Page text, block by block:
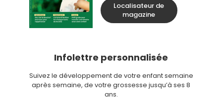
Localisateur de
magazine
Infolettre personnalisée
Suivez le développement de votre enfant semaine
après semaine, de votre grossesse jusqu’à ses 8
ans.